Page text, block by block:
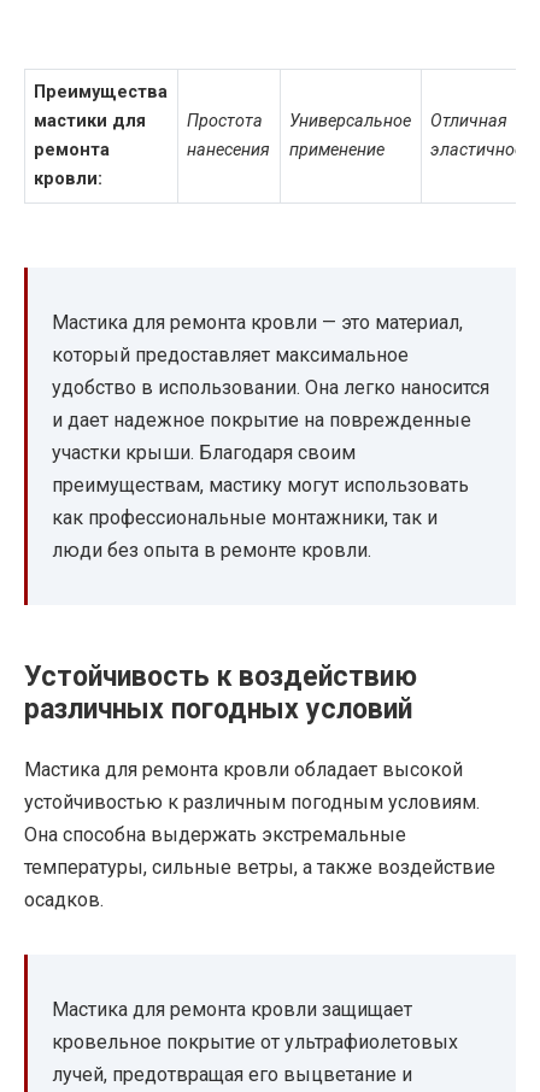
Преимущества
мастики для
ремонта
кровли:
Простота
нанесения
Универсальное
применение
Отличная
Мастика для ремонта кровли — это материал,
который предоставляет максимальное
удобство в использовании. Она легко наносится
и дает надежное покрытие на поврежденные
участки крыши. Благодаря своим
преимуществам, мастику могут использовать
как профессиональные монтажники, так и
люди без опыта в ремонте кровли.
Устойчивость к воздействию
различных погодных условий
Мастика для ремонта кровли обладает высокой
устойчивостью к различным погодным условиям.
Она способна выдержать экстремальные
температуры, сильные ветры, а также воздействие
осадков.
Мастика для ремонта кровли защищает
кровельное покрытие от ультрафиолетовых
лучей, предотвращая его выцветание и